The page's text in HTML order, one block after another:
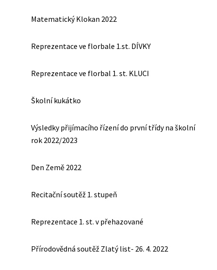
Matematický Klokan 2022
Reprezentace ve florbale 1.st. DÍVKY
Reprezentace ve florbal 1. st. KLUCI
Školní kukátko
Výsledky přijímacího řízení do první třídy na školní
rok 2022/2023
Den Země 2022
Recitační soutěž 1. stupeň
Reprezentace 1. st. v přehazované
Přírodovědná soutěž Zlatý list- 26. 4. 2022